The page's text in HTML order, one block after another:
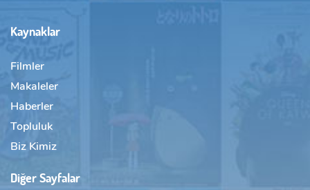
Kaynaklar
Filmler
Makaleler
Haberler
Topluluk
Biz Kimiz
Diğer Sayfalar